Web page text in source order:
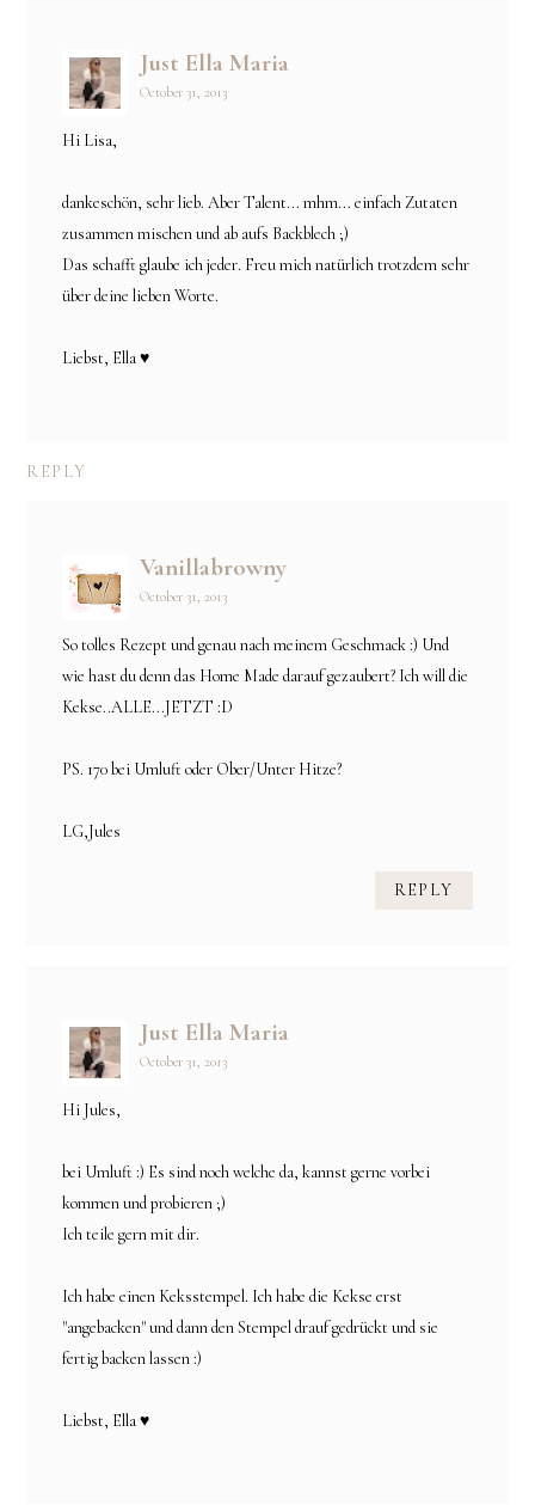
Just Ella Maria
October 31, 2013
Hi Lisa,
dankeschön, sehr lieb. Aber Talent... mhm... einfach Zutaten
zusammen mischen und ab aufs Backblech ;)
Das schafft glaube ich jeder. Freu mich natürlich trotzdem sehr
über deine lieben Worte.
Liebst, Ella ♥
REPLY
Vanillabrowny
October 31, 2013
So tolles Rezept und genau nach meinem Geschmack :) Und
wie hast du denn das Home Made darauf gezaubert? Ich will die
Kekse..ALLE...JETZT :D
PS. 170 bei Umluft oder Ober/Unter Hitze?
LG,Jules
REPLY
Just Ella Maria
October 31, 2013
Hi Jules,
bei Umluft :) Es sind noch welche da, kannst gerne vorbei
kommen und probieren ;)
Ich teile gern mit dir.
Ich habe einen Keksstempel. Ich habe die Kekse erst
"angebacken" und dann den Stempel drauf gedrückt und sie
fertig backen lassen :)
Liebst, Ella ♥